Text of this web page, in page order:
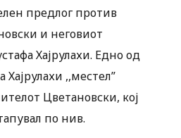
предлог против
и неговиот
Хајрулахи. Едно од
,,местел”
Цветановски, кој
по нив.